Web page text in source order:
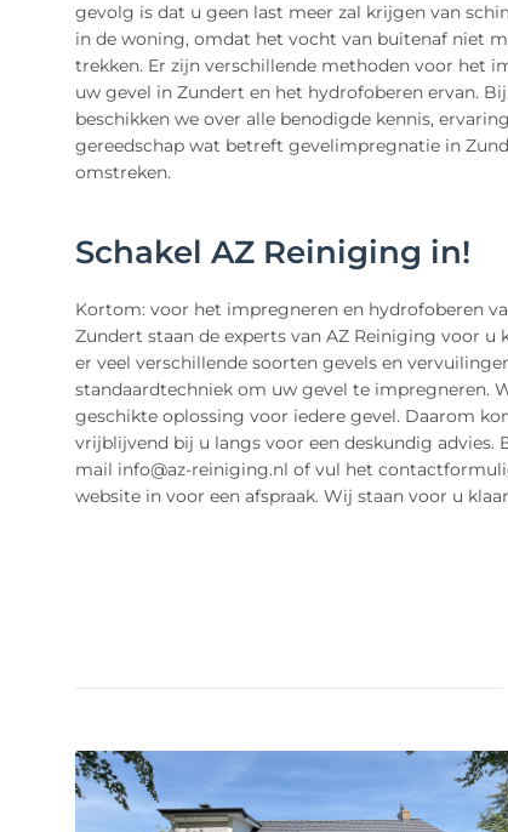
gevolg is dat u geen last meer zal krijgen van
in de woning, omdat het vocht van buitenaf niet
trekken. Er zijn verschillende methoden voor het
uw gevel in Zundert en het hydrofoberen ervan.
beschikken we over alle benodigde kennis,
gereedschap wat betreft gevelimpregnatie in
omstreken.
Schakel AZ Reiniging in!
Kortom: voor het impregneren en hydrofoberen
Zundert staan de experts van AZ Reiniging voor u
er veel verschillende soorten gevels en
standaardtechniek om uw gevel te impregneren.
geschikte oplossing voor iedere gevel. Daarom
vrijblijvend bij u langs voor een deskundig advies.
mail info@az-reiniging.nl of vul het
website in voor een afspraak. Wij staan voor u